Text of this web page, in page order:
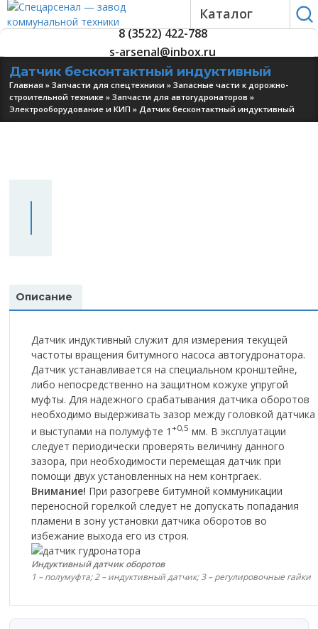
Каталог
8 (3522) 422-788
s-arsenal@inbox.ru
Датчик бесконтактный индуктивный
Главная »Запчасти для спецтехники »Запасные части к дорожно-
строительной технике »Запчасти для автогудронаторов »
Электрооборудование и КИП »Датчик бесконтактный индуктивный
Описание
Датчик индуктивный служит для измерения текущей
частоты вращениябитумного насоса автогудронатора.
Датчик устанавливается на специальном кронштейне,
либо непосредственно на защитном кожухе упругой
муфты. Для надежного срабатывания датчика оборотов
необходимо выдерживать зазор между головкой датчика
и выступами на полумуфте 1+0,5 мм. В эксплуатации
следует периодически проверять величину данного
зазора, при необходимости перемещая датчик при
помощи двух установленных на нем контргаек.
Внимание! При разогреве битумной коммуникации
переносной горелкой следует не допускать попадания
пламени в зону установки датчика оборотов во
избежание выхода его из строя.
Индуктивный датчик оборотов
1 – полумуфта; 2 – индуктивный датчик; 3 – регулировочные гайки